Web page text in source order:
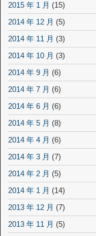
2015 年 1 月 (15)
2014 年 12 月 (5)
2014 年 11 月 (3)
2014 年 10 月 (3)
2014 年 9 月 (6)
2014 年 7 月 (6)
2014 年 6 月 (6)
2014 年 5 月 (8)
2014 年 4 月 (6)
2014 年 3 月 (7)
2014 年 2 月 (5)
2014 年 1 月 (14)
2013 年 12 月 (7)
2013 年 11 月 (5)